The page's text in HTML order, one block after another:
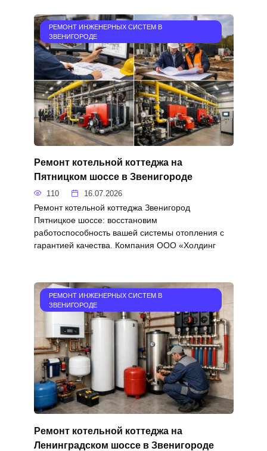
РЕМОНТ ИНЖЕНЕРНЫХ СИСТЕМ В
ЗВЕНИГОРОДЕ
Ремонт котельной коттеджа на
Пятницком шоссе в Звенигороде
110 16.07.2026
Ремонт котельной коттеджа Звенигород
Пятницкое шоссе: восстановим
работоспособность вашей системы отопления с
гарантией качества. Компания ООО «Холдинг
РЕМОНТ ИНЖЕНЕРНЫХ СИСТЕМ В
ЗВЕНИГОРОДЕ
Ремонт котельной коттеджа на
Ленинградском шоссе в Звенигороде